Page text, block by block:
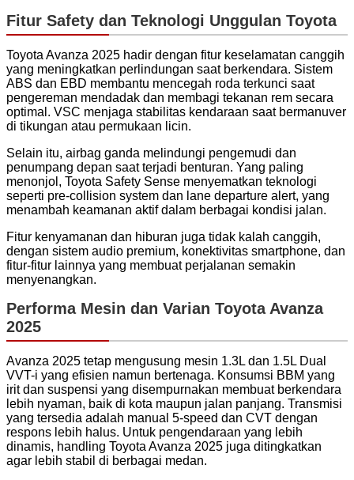
Fitur Safety dan Teknologi Unggulan Toyota
Toyota Avanza 2025 hadir dengan fitur keselamatan canggih
yang meningkatkan perlindungan saat berkendara. Sistem
ABS dan EBD membantu mencegah roda terkunci saat
pengereman mendadak dan membagi tekanan rem secara
optimal. VSC menjaga stabilitas kendaraan saat bermanuver
di tikungan atau permukaan licin.
Selain itu, airbag ganda melindungi pengemudi dan
penumpang depan saat terjadi benturan. Yang paling
menonjol, Toyota Safety Sense menyematkan teknologi
seperti pre-collision system dan lane departure alert, yang
menambah keamanan aktif dalam berbagai kondisi jalan.
Fitur kenyamanan dan hiburan juga tidak kalah canggih,
dengan sistem audio premium, konektivitas smartphone, dan
fitur-fitur lainnya yang membuat perjalanan semakin
menyenangkan.
Performa Mesin dan Varian Toyota Avanza
2025
Avanza 2025 tetap mengusung mesin 1.3L dan 1.5L Dual
VVT-i yang efisien namun bertenaga. Konsumsi BBM yang
irit dan suspensi yang disempurnakan membuat berkendara
lebih nyaman, baik di kota maupun jalan panjang. Transmisi
yang tersedia adalah manual 5-speed dan CVT dengan
respons lebih halus. Untuk pengendaraan yang lebih
dinamis, handling Toyota Avanza 2025 juga ditingkatkan
agar lebih stabil di berbagai medan.